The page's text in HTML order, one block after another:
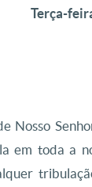
Terça-
Nosso
em toda a